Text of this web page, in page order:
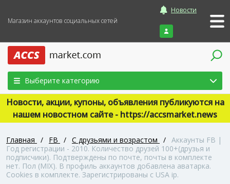
Магазин аккаунтов социальных сетей
Новости
Войти
Выберите категорию
Новости, акции, купоны, объявления публикуются на
нашем новостном сайте - https://accsmarket.news
Главная / FB / С друзьями и возрастом / Аккаунты FB |
Год регистрации - 2010. Количество друзей 100+(друзья и
подписчики). Подтверждены по почте, почты в комплекте
нет. Пол (MIX). В профиль аккаунтов добавлена аватарка.
Cookies в комплекте. Зарегистрированы с USA ip.